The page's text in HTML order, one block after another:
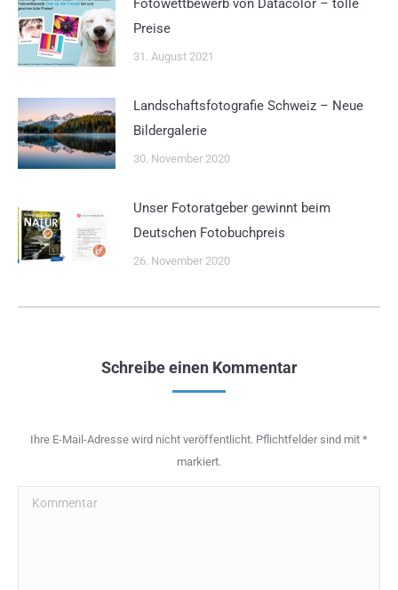
Fotowettbewerb von Datacolor – tolle
Preise
31. August 2021
Landschaftsfotografie Schweiz – Neue
Bildergalerie
30. November 2020
Unser Fotoratgeber gewinnt beim
Deutschen Fotobuchpreis
26. November 2020
Schreibe einen Kommentar
Ihre E-Mail-Adresse wird nicht veröffentlicht. Pflichtfelder sind mit *
markiert.
Kommentar